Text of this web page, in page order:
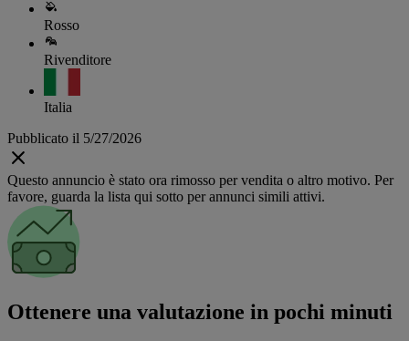
Rosso
Rivenditore
Italia
Pubblicato il 5/27/2026
Questo annuncio è stato ora rimosso per vendita o altro motivo. Per
favore, guarda la lista qui sotto per annunci simili attivi.
Ottenere una valutazione in pochi minuti